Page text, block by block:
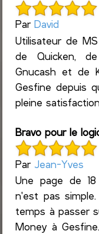
ParDavid
Utilisateur de
de Quicken,
Gnucash et de
Gesfine depuis
pleine
Bravo pour le
Par Jean-Yves
Une page de
n'est pas
temps à passer
Money à